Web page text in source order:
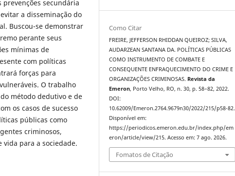
secundária
a disseminação do
Buscou-se demonstrar
perante seus
mínimas de
com políticas
forças para
O trabalho
método dedutivo e de
os casos de sucesso
públicas como
criminosos,
para a sociedade.
Como Citar
FREIRE, JEFFERSON RHIDDAN QUEIROZ; SILVA,
AUDARZEAN SANTANA DA. POLÍTICAS PÚBLICAS
COMO INSTRUMENTO DE COMBATE E
CONSEQUENTE ENFRAQUECIMENTO DO CRIME E
ORGANIZAÇÕES CRIMINOSAS. Revista da
Emeron, Porto Velho, RO, n. 30, p. 58–82, 2022.
DOI:
10.62009/Emeron.2764.9679n30/2022/215/p58-82.
Disponível em:
https://periodicos.emeron.edu.br/index.php/em
eron/article/view/215. Acesso em: 7 ago. 2026.
Fomatos de Citação